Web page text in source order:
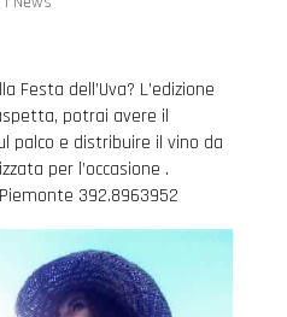
Festa dell’Uva? L’edizione
potrai avere il
palco e distribuire il vino da
per l’occasione .
392.8963952